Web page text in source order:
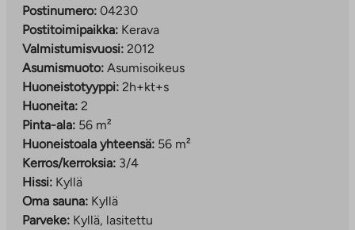
Postinumero: 04230
Postitoimipaikka: Kerava
Valmistumisvuosi: 2012
Asumismuoto: Asumisoikeus
Huoneistotyyppi: 2h+kt+s
Huoneita: 2
Pinta-ala: 56 m²
Huoneistoala yhteensä: 56 m²
Kerros/kerroksia: 3/4
Hissi: Kyllä
Oma sauna: Kyllä
Parveke: Kyllä, lasitettu